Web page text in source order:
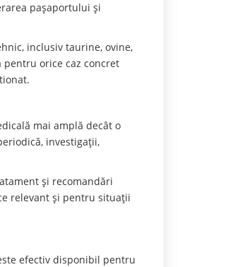
pașaportului și
inclusiv taurine, ovine,
orice caz concret
mai amplă decât o
investigații,
și recomandări
relevant și pentru situații
efectiv disponibil pentru